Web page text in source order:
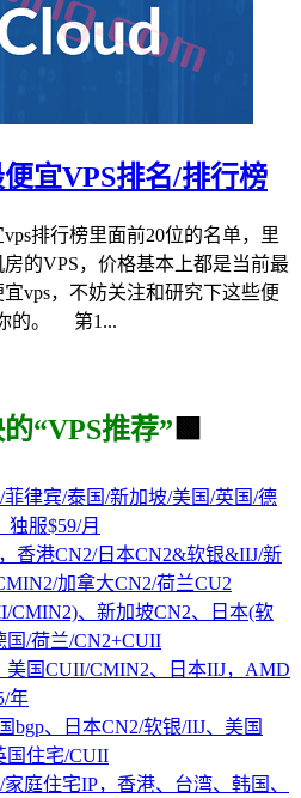
宜VPS排名/排行榜
排行榜里面前20位的名单，里
的VPS，价格基本上都是当前最
vps，不妨关注和研究下这些便
的。 第1...
“VPS推荐” 🟩
菲律宾/泰国/新加坡/美国/英国/德
独服$59/月
香港CN2/日本CN2&软银&IIJ/新
加拿大CN2/荷兰CU2
CMIN2)、新加坡CN2、日本(软
/荷兰/CN2+CUII
美国CUII/CMIN2、日本IIJ，AMD
年
bgp、日本CN2/软银/IIJ、美国
国住宅/CUII
家庭住宅IP，香港、台湾、韩国、